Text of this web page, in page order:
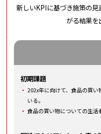
新しいKPIに基づき施策の
がる結果を
初期課題
202x年に向けて、食品の買
いる。
食品の買い物についての生活